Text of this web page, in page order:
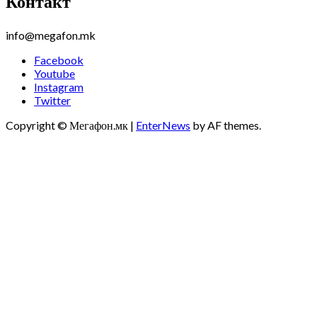
info@megafon.mk
Facebook
Youtube
Instagram
Twitter
Copyright © Мегафон.мк | EnterNews by AF themes.